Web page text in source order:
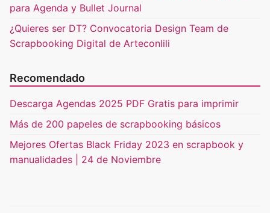
para Agenda y Bullet Journal
¿Quieres ser DT? Convocatoria Design Team de
Scrapbooking Digital de Arteconlili
Recomendado
Descarga Agendas 2025 PDF Gratis para imprimir
Más de 200 papeles de scrapbooking básicos
Mejores Ofertas Black Friday 2023 en scrapbook y
manualidades | 24 de Noviembre